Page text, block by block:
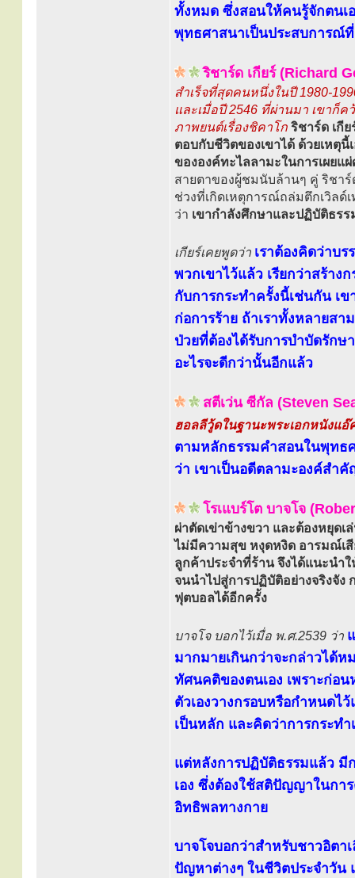
ทั้งหมด ซึ่งสอนให้คนรู้จักตนเ
พุทธศาสนาเป็นประสบการณ์
ริชาร์ด เกียร์ (Richard
สำเร็จที่สุดคนหนึ่งในปี 1980-
และเมื่อปี 2546 ที่ผ่านมา เขาก็
ภาพยนต์เรื่องชิคาโก ริชาร์ด เกี
ตอบกับชีวิตของเขาได้ ด้วยเหตุ
ขององค์ทะไลลามะในการเผยแ
สายตาของผู้ชมนับล้านๆ คู่ ริชาร์
ช่วงที่เกิดเหตุการณ์ถล่มตึกเวิลด์
ว่า เขากำลังศึกษาและปฏิบัติธร
เกียร์เคยพูดว่า เราต้องคิดว่าบ
พวกเขาไว้แล้ว เรียกว่าสร้าง
กับการกระทำครั้งนี้เช่นกัน เ
ก่อการร้าย ถ้าเราทั้งหลายส
ป่วยที่ต้องได้รับการบำบัดรักษ
อะไรจะดีกว่านั้นอีกแล้ว
สตีเว่น ซีกัล (Steven
ฮอลลีวู้ดในฐานะพระเอกหนังแอ๊
ตามหลักธรรมคำสอนในพุทธศ
ว่า เขาเป็นอดีตลามะองค์สำ
โรเแบร์โต บาจโจ
ผ่าตัดเข่าข้างขวา และต้องหยุด
ไม่มีความสุข หงุดหงิด อารมณ์เสี
ลูกค้าประจำที่ร้าน จึงได้แนะนำ
จนนำไปสู่การปฏิบัติอย่างจริงจัง
ฟุตบอลได้อีกครั้ง
บาจโจ บอกไว้เมื่อ พ.ศ.2539 ว่า
มากมายเกินกว่าจะกล่าวได้
ทัศนคติของตนเอง เพราะก่อ
ตัวเองวางกรอบหรือกำหนดไ
เป็นหลัก และคิดว่าการกระท
แต่หลังการปฏิบัติธรรมแล้ว
เอง ซึ่งต้องใช้สติปัญญาในกา
อิทธิพลทางกาย
บาจโจบอกว่าสำหรับชาวอิตา
ปัญหาต่างๆ ในชีวิตประจำวัน